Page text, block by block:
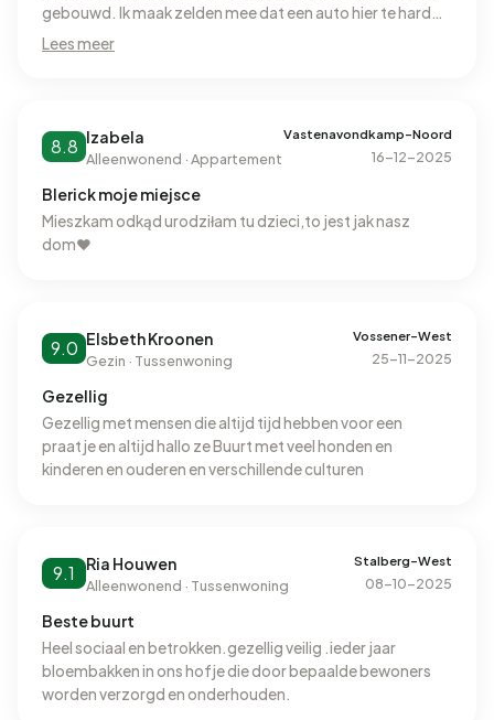
gebouwd. Ik maak zelden mee dat een auto hier te hard
aan het rijden is en ik hoor nooit iets slechts van
keer geholpen met mijn fiets toen de ketting er af lag. Het
is over het algemeen schoon, alleen bij de containers
prima niks op aan te merken. Zien er allemaal ook netjes
uit van binnen en buiten. Internet werkt goed, glasvezel en
stroom die nooit uitvalt. Er zijn veel speelplaatsen.
voet, fiets of auto. Er is alleen een middelbare school in de
buurt.
Lees meer
8.8 Izabela
Alleenwonend · Appartement
Vastenavondkamp-Noord
16-12-2025
Blerick moje miejsce
Mieszkam odkąd urodziłam tu dzieci,to jest jak nasz
dom♥️
9.0 Elsbeth Kroonen
Gezin · Tussenwoning
Vossener-West
25-11-2025
Gezellig
Gezellig met mensen die altijd tijd hebben voor een
praatje en altijd hallo ze Buurt met veel honden en
kinderen en ouderen en verschillende culturen
9.1 Ria Houwen
Alleenwonend · Tussenwoning
Stalberg-West
08-10-2025
Beste buurt
Heel sociaal en betrokken.gezellig veilig .ieder jaar
bloembakken in ons hofje die door bepaalde bewoners
worden verzorgd en onderhouden.